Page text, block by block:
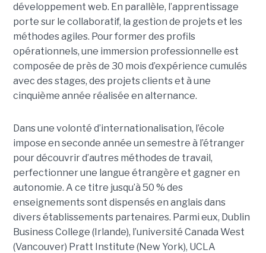
développement web. En parallèle, l’apprentissage
porte sur le collaboratif, la gestion de projets et les
méthodes agiles. Pour former des profils
opérationnels, une immersion professionnelle est
composée de près de 30 mois d’expérience cumulés
avec des stages, des projets clients et à une
cinquième année réalisée en alternance.
Dans une volonté d’internationalisation, l’école
impose en seconde année un semestre à l’étranger
pour découvrir d’autres méthodes de travail,
perfectionner une langue étrangère et gagner en
autonomie. A ce titre jusqu’à 50 % des
enseignements sont dispensés en anglais dans
divers établissements partenaires. Parmi eux, Dublin
Business College (Irlande), l’université Canada West
(Vancouver) Pratt Institute (New York), UCLA